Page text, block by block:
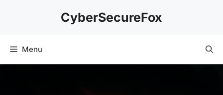
CyberSecureFox
Menu